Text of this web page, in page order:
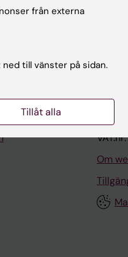
171
Tel:
Om
från externa
till vänster på sidan.
Tillåt alla